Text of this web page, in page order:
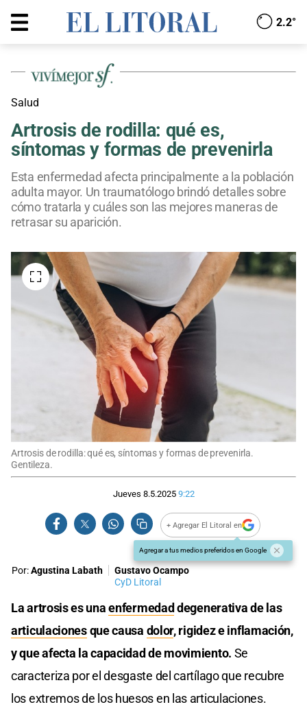
2.2°
Salud
Artrosis de rodilla: qué es,
síntomas y formas de prevenirla
Esta enfermedad afecta principalmente a la población
adulta mayor. Un traumatólogo brindó detalles sobre
cómo tratarla y cuáles son las mejores maneras de
retrasar su aparición.
Artrosis de rodilla: qué es, síntomas y formas de prevenirla.
Gentileza.
Jueves 8.5.2025 9:22
+ Agregar El Litoral en
Agregar a tus medios preferidos en Google
Por:Agustina Labath
Gustavo Ocampo
CyD Litoral
La artrosis es unaenfermedad degenerativa de las
articulacionesque causa dolor, rigidez e inflamación,
y que afecta la capacidad de movimiento. Se
caracteriza por el desgaste del cartílago que recubre
los extremos de los huesos en las articulaciones.